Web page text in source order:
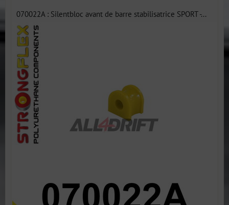
070022A : Silentbloc avant de barre stabilisatrice SPORT -...